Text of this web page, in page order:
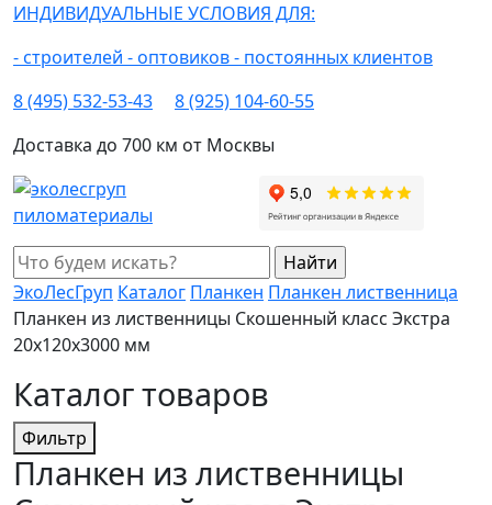
ИНДИВИДУАЛЬНЫЕ УСЛОВИЯ ДЛЯ:
- строителей - оптовиков- постоянных клиентов
8 (495) 532-53-43
8 (925) 104-60-55
Доставка до 700 км от Москвы
ЭкоЛесГруп Каталог Планкен Планкен лиственница
Планкен из лиственницы Скошенный класс Экстра
20x120x3000 мм
Каталог товаров
Фильтр
Планкен из лиственницы